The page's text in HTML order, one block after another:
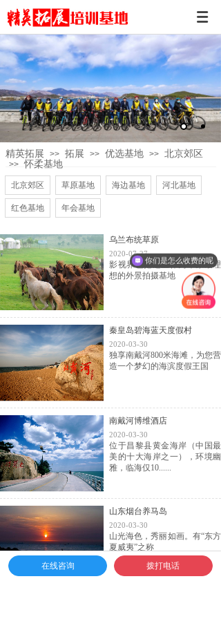
精英拓展 >> 拓展 >> 优选基地 >> 北京郊区
>> 怀柔基地
北京郊区 草原基地 海边基地 河北基地
红色基地 年会基地
乌兰布统草原
2020-07-27
影视界也把这里作为草原最理
想的外景拍摄基地
秦皇岛碧海蓝天度假村
2020-03-30
独享南戴河800米海滩，为您营
造一个梦幻的海滨度假王国
南戴河博维酒店
2020-03-30
位于昌黎县黄金海岸（中国最
美的十大海岸之一），环境幽
雅，临海仅10......
山东烟台养马岛
2020-03-30
山光海色，秀丽如画。有“东方
夏威夷”之称
你们是怎么收费的呢
在线咨询 拨打电话